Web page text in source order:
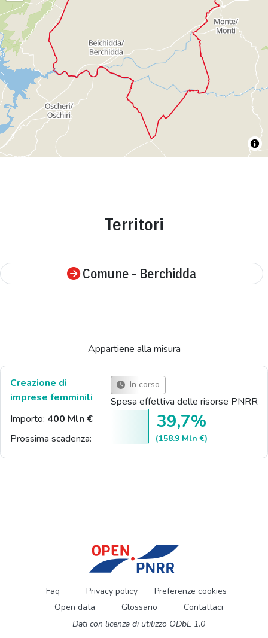
Territori
Comune - Berchidda
Appartiene alla misura
Creazione di
imprese femminili
Importo: 400 Mln €
Prossima scadenza:
In corso
Spesa effettiva delle risorse PNRR
39,7%
(158.9 Mln €)
Faq Privacy policy
Preferenze cookies
Open data
Glossario
Contattaci
Dati con licenza di utilizzo ODbL 1.0